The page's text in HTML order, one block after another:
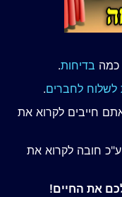
כמה בדיחות.
לשלוח לחברים.
חייבים לקרוא את
ע"כ חובה לקרוא את
את החיים!